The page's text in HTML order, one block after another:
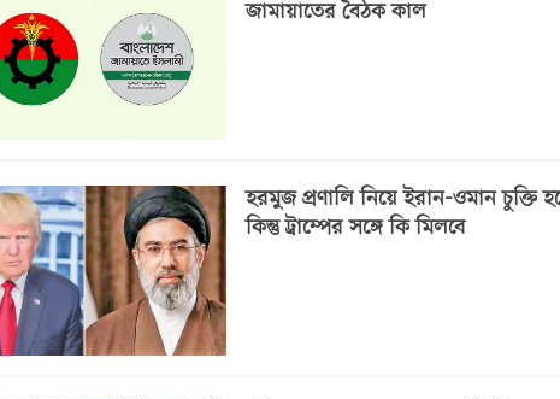
জামায়াতের বৈঠক কাল
হরমুজ প্রণালি নিয়ে ইরান-ওমান চুক্তি
কিন্তু ট্রাম্পের সঙ্গে কি মিলবে